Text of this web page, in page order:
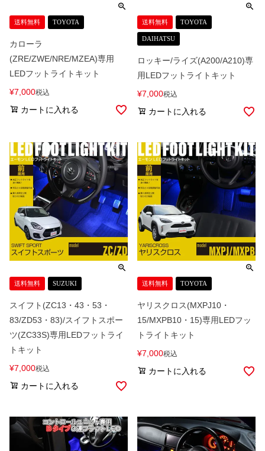
送料無料 TOYOTA
カローラ
(ZRE/ZWE/NRE/MZEA)専用
LEDフットライトキット
¥7,000税込
カートに入れる
送料無料 TOYOTA
DAIHATSU
ロッキー/ライズ(A200/A210)専
用LEDフットライトキット
¥7,000税込
カートに入れる
送料無料 SUZUKI
スイフト(ZC13・43・53・
83/ZD53・83)/スイフトスポー
ツ(ZC33S)専用LEDフットライ
トキット
¥7,000税込
カートに入れる
送料無料 TOYOTA
ヤリスクロス(MXPJ10・
15/MXPB10・15)専用LEDフッ
トライトキット
¥7,000税込
カートに入れる